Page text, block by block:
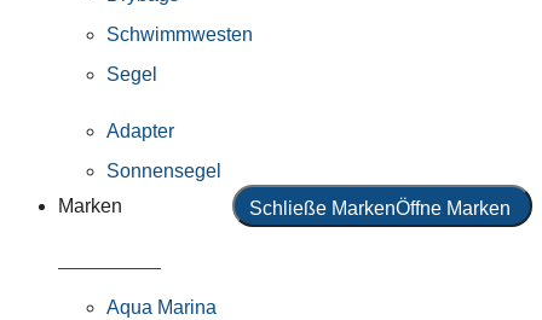
Schwimmwesten
Segel
Adapter
Sonnensegel
Marken
Schließe MarkenÖffne Marken
Aqua Marina